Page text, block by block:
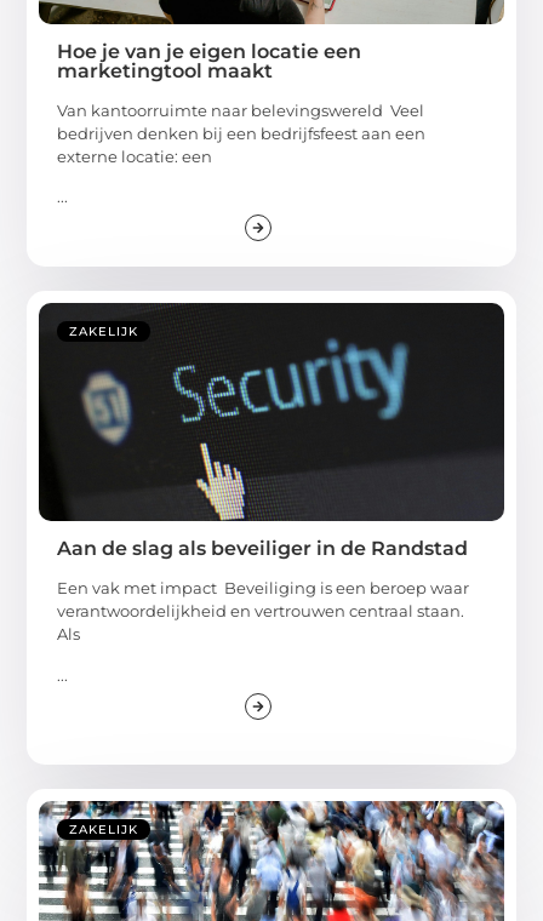
Hoe je van je eigen locatie een
marketingtool maakt
Van kantoorruimte naar belevingswereld Veel
bedrijven denken bij een bedrijfsfeest aan een
externe locatie: een
...
ZAKELIJK
Aan de slag als beveiliger in de Randstad
Een vak met impact Beveiliging is een beroep waar
verantwoordelijkheid en vertrouwen centraal staan.
Als
...
ZAKELIJK